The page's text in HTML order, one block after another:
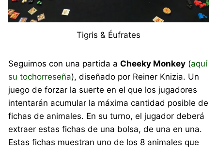
Tigris & Éufrates
Seguimos con una partida aCheeky Monkey (aquí
su tochorreseña), diseñado por Reiner Knizia. Un
juego de forzar la suerte en el que los jugadores
intentarán acumular la máxima cantidad posible de
fichas de animales. En su turno, el jugador deberá
extraer estas fichas de una bolsa, de una en una.
Estas fichas muestran uno de los 8 animales que